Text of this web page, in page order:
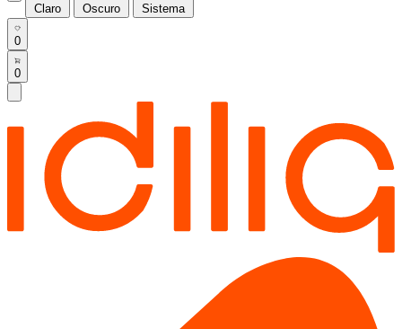
Claro Oscuro Sistema
0
0